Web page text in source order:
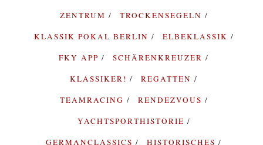
ZENTRUM
TROCKENSEGELN
KLASSIK POKAL BERLIN
ELBEKLASSIK
FKY APP
SCHÄRENKREUZER
KLASSIKER!
REGATTEN
TEAMRACING
RENDEZVOUS
YACHTSPORTHISTORIE
GERMANCLASSICS
HISTORISCHES